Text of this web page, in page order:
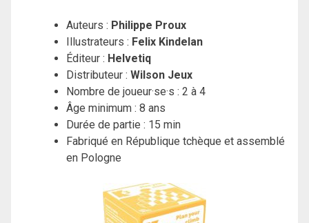
Auteurs : Philippe Proux
Illustrateurs : Felix Kindelan
Éditeur : Helvetiq
Distributeur : Wilson Jeux
Nombre de joueur·se·s : 2 à 4
Âge minimum : 8 ans
Durée de partie : 15 min
Fabriqué en République tchèque et assemblé
en Pologne